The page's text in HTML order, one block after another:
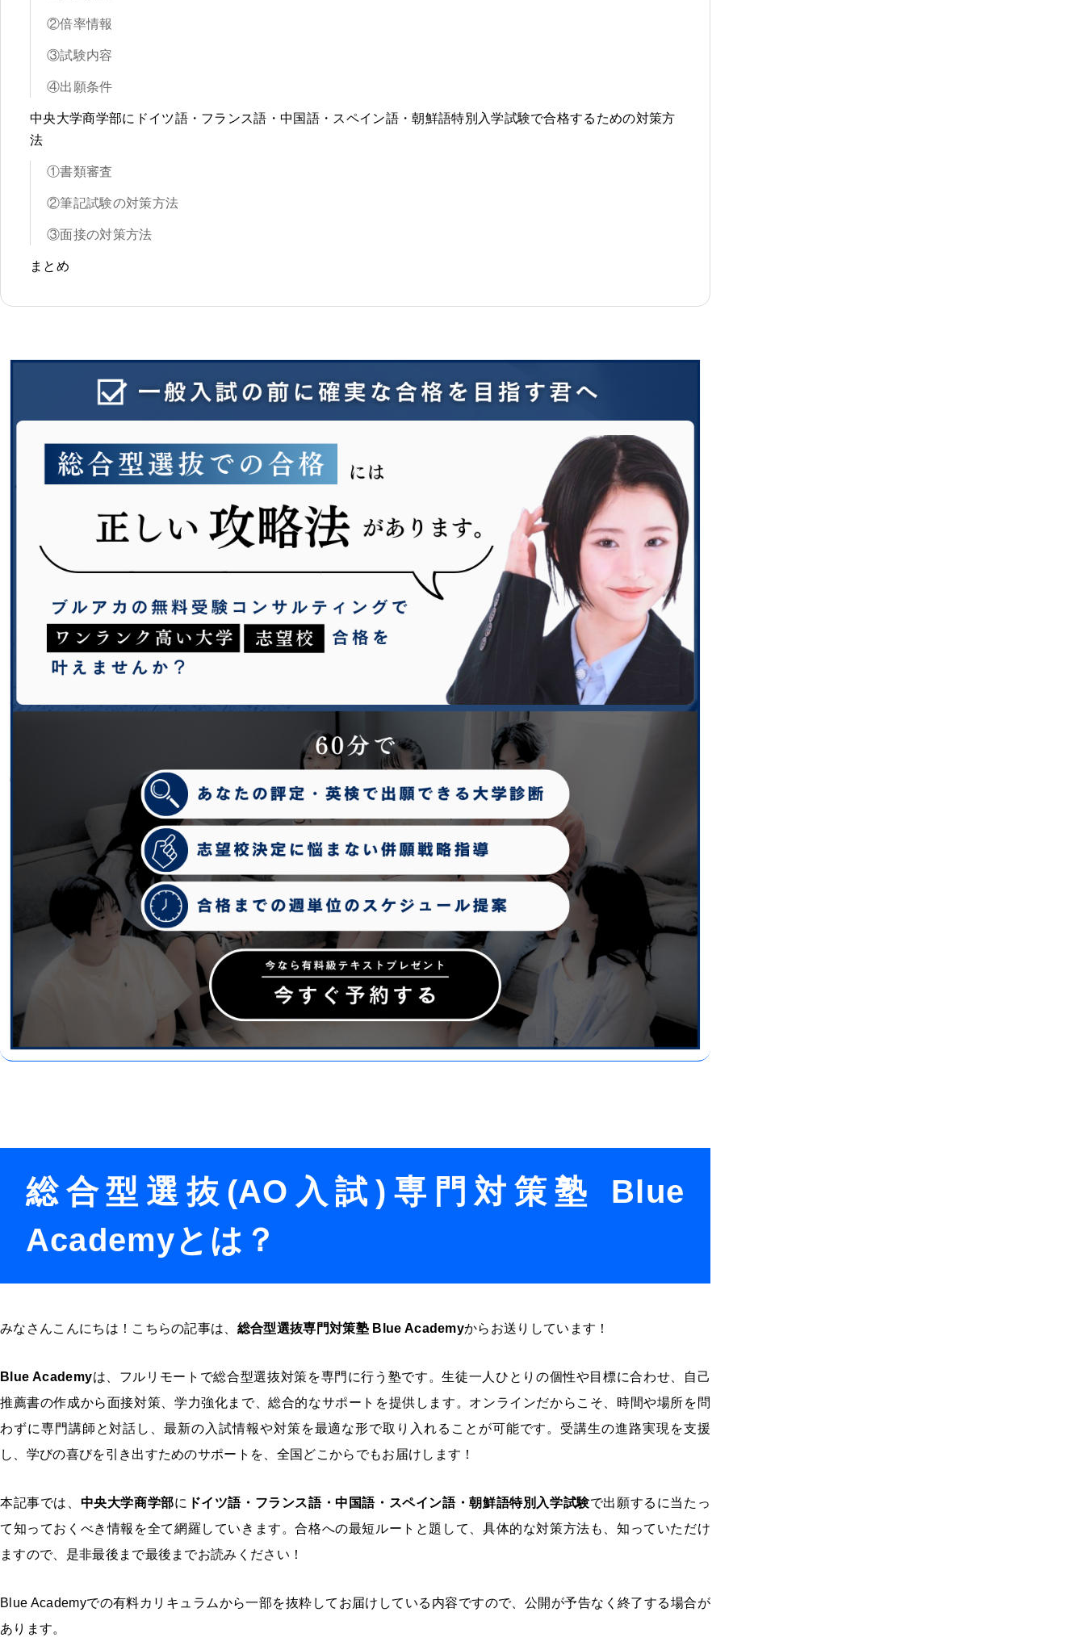
②倍率情報
③試験内容
④出願条件
中央大学商学部にドイツ語・フランス語・中国語・スペイン語・朝鮮語特別入学試験で合格するための対策方
法
①書類審査
②筆記試験の対策方法
③面接の対策方法
まとめ
総合型選抜(AO入試)専門対策塾 Blue
Academyとは ？
みなさんこんにちは！こちらの記事は、 総合型選抜専門対策塾 Blue Academyからお送りしています！
Blue Academyは、フルリモートで総合型選抜対策を専門に行う塾です。生徒一人ひとりの個性や目標に合わせ、自己
推薦書の作成から面接対策、学力強化まで、総合的なサポートを提供します。オンラインだからこそ、時間や場所を問
わずに専門講師と対話し、最新の入試情報や対策を最適な形で取り入れることが可能です。受講生の進路実現を支援
し、学びの喜びを引き出すためのサポートを、全国どこからでもお届けします！
本記事では、 中央大学商学部に ドイツ語・フランス語・中国語・スペイン語・朝鮮語特別入学試験で出願するに当たっ
て知っておくべき情報を全て網羅していきます。合格への最短ルートと題して、具体的な対策方法も、知っていただけ
ますので、是非最後まで最後までお読みください！
Blue Academyでの有料カリキュラムから一部を抜粋してお届けしている内容ですので、公開が予告なく終了する場合が
あります。